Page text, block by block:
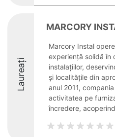
Laureați
MARCORY
Marcory Instal
experiență solidă în
instalațiilor,
și localitățile din
anul 2011,
activitatea pe
încredere,